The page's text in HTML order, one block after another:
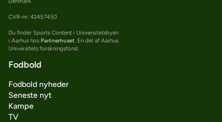
CVR-nr: 42457450
Du finder Sports Content i Universitetsbyen
i Aarhus hos Partnerhuset. En del af Aarhus
Universitets forskningsfond.
Fodbold
Fodbold nyheder
Seneste nyt
Kampe
TV